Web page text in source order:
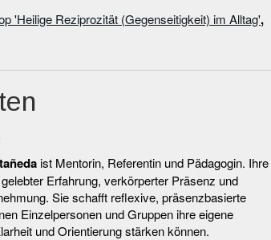
'Heilige Reziprozität (Gegenseitigkeit) im Alltag',
ist Mentorin, Referentin und Pädagogin. Ihre
Erfahrung, verkörperter Präsenz und
Sie schafft reflexive, präsenzbasierte
Einzelpersonen und Gruppen ihre eigene
und Orientierung stärken können.